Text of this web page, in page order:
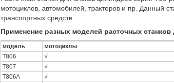
мотоциклов, автомобилей, тракторов и пр. Данный
транспортных средств.
Применение разных моделей расточных
модель мотоциклы
T806
√
T807
√
T806A
√